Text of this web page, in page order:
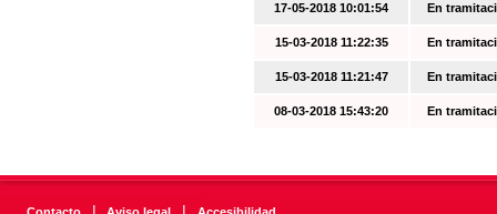
17-05-2018 10:01:54 En
15-03-2018 11:22:35 En
15-03-2018 11:21:47 En
08-03-2018 15:43:20 En